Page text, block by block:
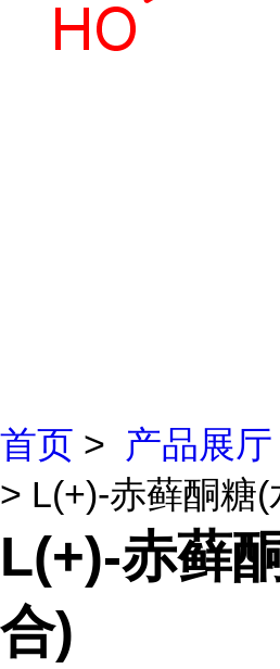
首页 > 产品展厅
> L(+)-赤藓酮糖(
L(+)-赤藓
合)